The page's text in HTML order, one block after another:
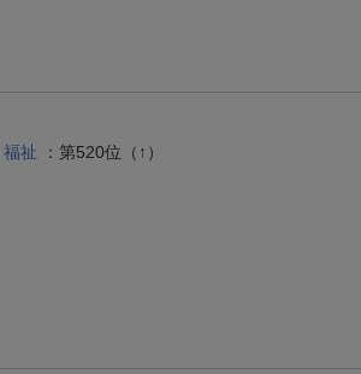
福祉 ：第520位（↑）